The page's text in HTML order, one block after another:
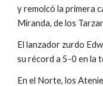
y remolcó la primera
Miranda, de los
El lanzador zurdo
su récord a 5-0 en la
En el Norte, los